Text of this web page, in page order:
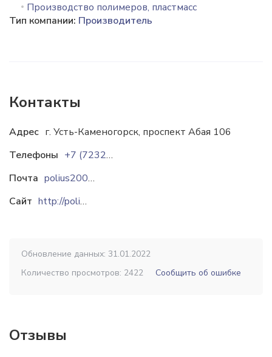
Производство полимеров, пластмасс
Тип компании: Производитель
Контакты
Адрес г. Усть-Каменогорск, проспект Абая 106
Телефоны
+7 (7232) 41-28-88
Почта
polius2002@mail.ru
Сайт
http://polius.kz
Обновление данных: 31.01.2022
Количество просмотров: 2422
Сообщить об ошибке
Отзывы